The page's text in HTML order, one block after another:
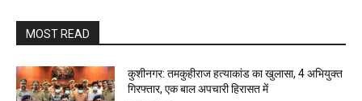
MOST READ
कुशीनगर: तमकुहीराज हत्याकांड का खुलासा, 4 अभियुक्त
गिरफ्तार, एक बाल अपचारी हिरासत में